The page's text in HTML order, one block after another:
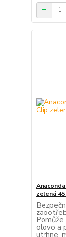
zelená 45
olovo a
utrhne,